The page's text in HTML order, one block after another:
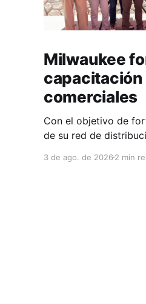
Milwaukee
comerciales
Con el objetivo de
de su red de
desempeño
3 de ago. de 2026 2 min